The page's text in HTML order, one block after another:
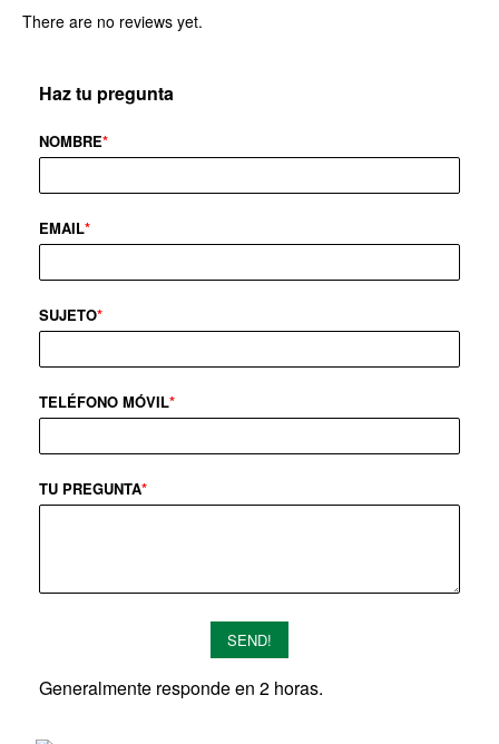
There are no reviews yet.
Haz tu pregunta
NOMBRE*
EMAIL*
SUJETO*
TELÉFONO MÓVIL*
TU PREGUNTA*
SEND!
Generalmente responde en 2 horas.